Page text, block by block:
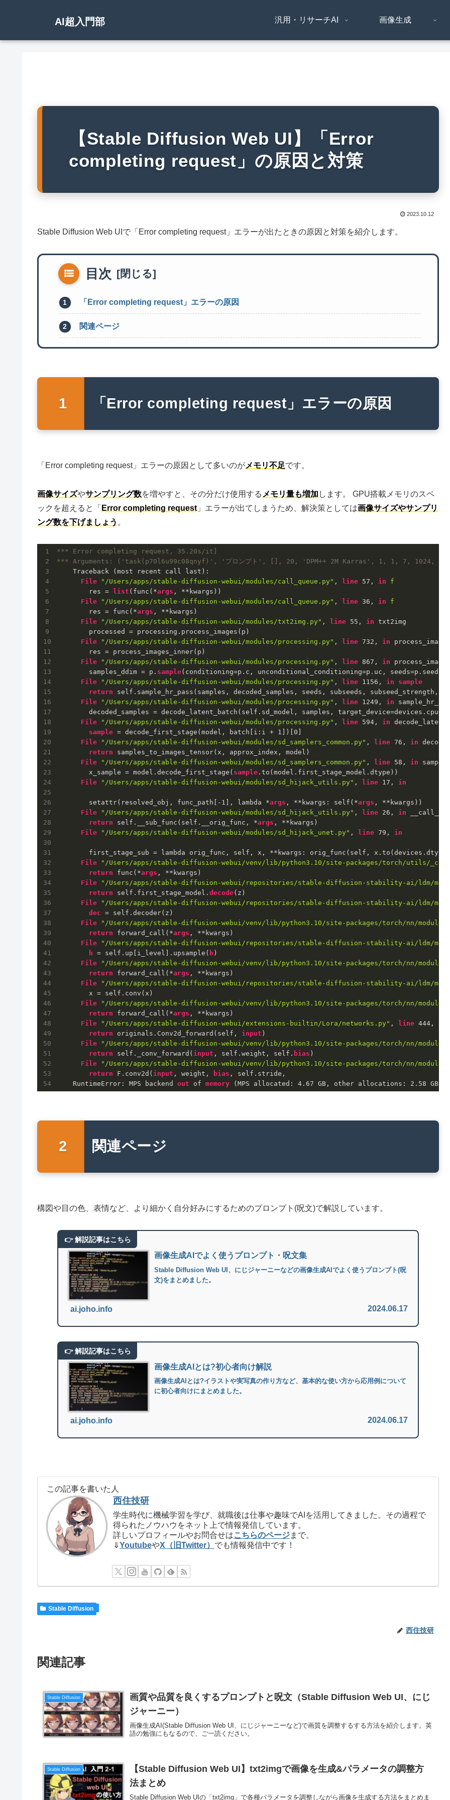
AI超入門部 汎用・リサーチAI 画像生成
【Stable Diffusion Web UI】「Error
completing request」の原因と対策
2023.10.12
Stable Diffusion Web UIで「Error completing request」エラーが出たときの原因と対策を紹介します。
目次
「Error completing request」エラーの原因
関連ページ
「Error completing request」エラーの原因
「Error completing request」エラーの原因として多いのがメモリ不足です。
画像サイズやサンプリング数を増やすと、その分だけ使用する メモリ量も増加 します。 GPU搭載メモリのスペ
ックを超えると「 Error completing request 」エラーが出てしまうため、解決策としては画像サイズやサンプリ
ング数を下げましょう 。
*** Error completing request, 35.20s/it]
*** Arguments: ('task(p70l6u99c08qnyf)', 'プロンプト', [], 20, 'DPM++ 2M Karras', 1, 1,
    Traceback (most recent call last):
File
"/Users/apps/stable-diffusion-webui/modules/call_queue.py" , line 57, in
f
        res =
list (func(*args , **kwargs))
File
"/Users/apps/stable-diffusion-webui/modules/call_queue.py" , line 36, in
f
        res = func(*
args , **kwargs)
File
"/Users/apps/stable-diffusion-webui/modules/txt2img.py" , line 55, in txt2img
        processed = processing.process_images(p)
File
"/Users/apps/stable-diffusion-webui/modules/processing.py" , line 732, in process_images
        res = process_images_inner(p)
File
"/Users/apps/stable-diffusion-webui/modules/processing.py" , line 867, in
        samples_ddim = p.
sample(conditioning=p.c, unconditional_conditioning=p.uc, seeds=p.seeds,
File
"/Users/apps/stable-diffusion-webui/modules/processing.py" , line 1156, in
sample
return self.sample_hr_pass(samples, decoded_samples, seeds, subseeds, subseed_strength,
File
"/Users/apps/stable-diffusion-webui/modules/processing.py" , line 1249, in
decoded_samples = decode_latent_batch(self.sd_model, samples, target_device=devices.cpu,
File
"/Users/apps/stable-diffusion-webui/modules/processing.py" , line 594, in
sample = decode_first_stage(model, batch[i:i + 1])[0]
File
"/Users/apps/stable-diffusion-webui/modules/sd_samplers_common.py" , line 76, in
return samples_to_images_tensor(x, approx_index, model)
File
"/Users/apps/stable-diffusion-webui/modules/sd_samplers_common.py" , line 58, in
        x_sample = model.decode_first_stage(
sample .to(model.first_stage_model.dtype))
File
"/Users/apps/stable-diffusion-webui/modules/sd_hijack_utils.py" , line 17, in
        setattr(resolved_obj, func_path[-1], lambda *
args , **kwargs: self(*args , **kwargs))
File
"/Users/apps/stable-diffusion-webui/modules/sd_hijack_utils.py" , line 26, in __call__
return self.__sub_func(self.__orig_func, *args , **kwargs)
File
"/Users/apps/stable-diffusion-webui/modules/sd_hijack_unet.py" , line 79, in
first_stage_sub = lambda orig_func, self, x, **kwargs: orig_func(self,
File
"/Users/apps/stable-diffusion-webui/venv/lib/python3.10/site-packages/torch/utils/
return func(*args , **kwargs)
File
"/Users/apps/stable-diffusion-webui/repositories/stable-diffusion-stability-ai/ldm/
return self.first_stage_model. decode(z)
File
"/Users/apps/stable-diffusion-webui/repositories/stable-diffusion-stability-ai/ldm/
dec = self.decoder(z)
File
"/Users/apps/stable-diffusion-webui/venv/lib/python3.10/site-packages/torch/nn/modules/
return forward_call(*args , **kwargs)
File
"/Users/apps/stable-diffusion-webui/repositories/stable-diffusion-stability-ai/ldm/
h = self.up[i_level].upsample( h )
File
"/Users/apps/stable-diffusion-webui/venv/lib/python3.10/site-packages/torch/nn/modules/
return forward_call(*args , **kwargs)
File
"/Users/apps/stable-diffusion-webui/repositories/stable-diffusion-stability-ai/ldm/
        x = self.conv(x)
File
"/Users/apps/stable-diffusion-webui/venv/lib/python3.10/site-packages/torch/nn/modules/
return forward_call(*args , **kwargs)
File
"/Users/apps/stable-diffusion-webui/extensions-builtin/Lora/networks.py" , line 444,
return originals.Conv2d_forward(self, input )
File
"/Users/apps/stable-diffusion-webui/venv/lib/python3.10/site-packages/torch/nn/modules/
return self._conv_forward( input , self.weight, self. bias )
File
"/Users/apps/stable-diffusion-webui/venv/lib/python3.10/site-packages/torch/nn/modules/
return F.conv2d( input , weight, bias , self.stride,
    RuntimeError: MPS backend
out of memory (MPS allocated: 4.67 GB, other allocations: 2.58 GB,
関連ページ
構図や目の色、表情など、より細かく自分好みにするためのプロンプト(呪文)で解説しています。
画像生成AIでよく使うプロンプト・呪文集
Stable Diffusion Web UI、にじジャーニーなどの画像生成AIでよく使うプロンプト(呪
文)をまとめました。
ai.joho.info 2024.06.17
画像生成AIとは?初心者向け解説
画像生成AIとは?イラストや実写真の作り方など、基本的な使い方から応用例について
に初心者向けにまとめました。
ai.joho.info 2024.06.17
この記事を書いた人
西住技研
学生時代に機械学習を学び、就職後は仕事や趣味でAIを活用してきました。その過程で
得られたノウハウをネット上で情報発信しています。
詳しいプロフィールやお問合せはこちらのページまで。
⇓YoutubeやX（旧Twitter） でも情報発信中です！
Stable Diffusion
西住技研
関連記事
Stable Diffusion
画質や品質を良くするプロンプトと呪文（Stable Diffusion Web UI、にじ
ジャーニー）
画像生成AI(Stable Diffusion Web UI、にじジャーニーなど)で画質を調整するする方法を紹介します。英
語の勉強にもなるので、ご一読ください。
Stable Diffusion
【Stable Diffusion Web UI】txt2imgで画像を生成&パラメータの調整方
法まとめ
Stable Diffusion Web UIの「txt2img」で各種パラメータを調整しながら画像を生成する方法をまとめま